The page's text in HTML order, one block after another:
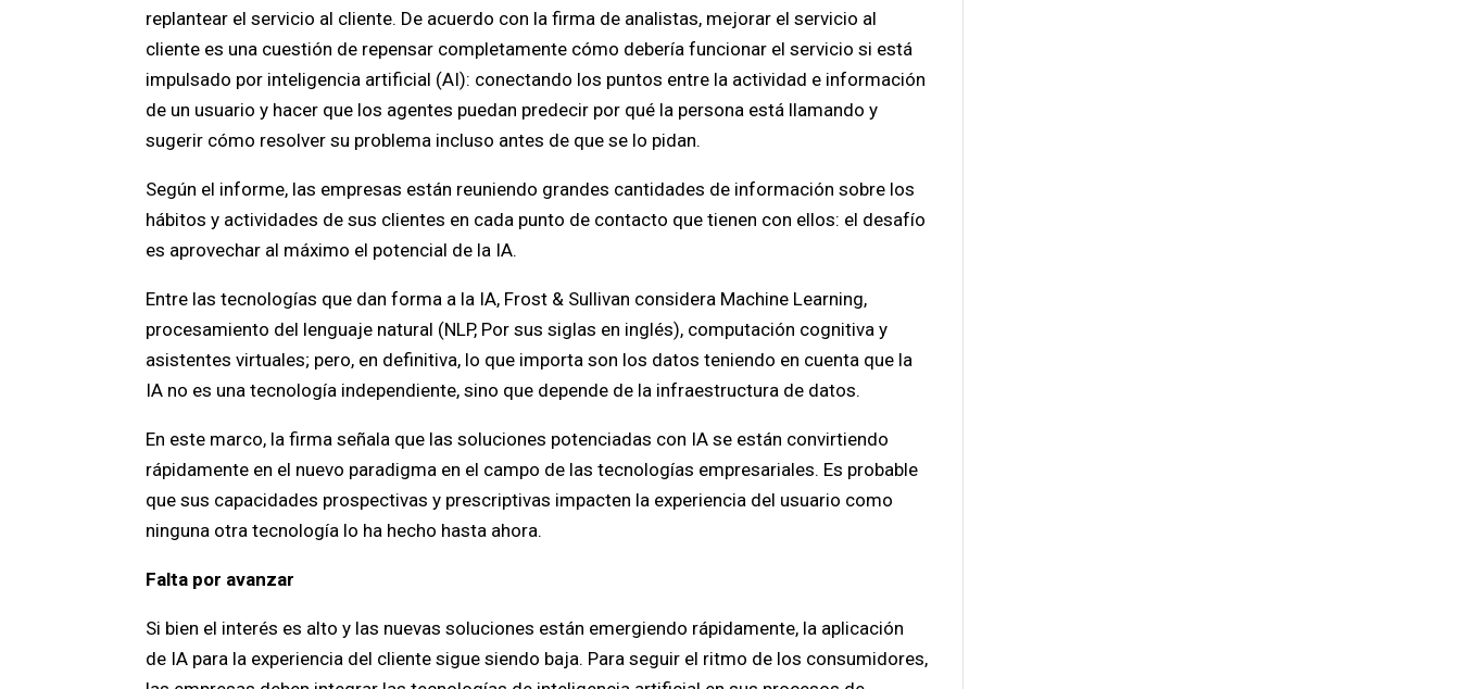
replantear el servicio al cliente. De acuerdo con la firma de analistas, mejorar el servicio al
cliente es una cuestión de repensar completamente cómo debería funcionar el servicio si está
impulsado por inteligencia artificial (AI): conectando los puntos entre la actividad e información
de un usuario y hacer que los agentes puedan predecir por qué la persona está llamando y
sugerir cómo resolver su problema incluso antes de que se lo pidan.
Según el informe, las empresas están reuniendo grandes cantidades de información sobre los
hábitos y actividades de sus clientes en cada punto de contacto que tienen con ellos: el desafío
es aprovechar al máximo el potencial de la IA.
Entre las tecnologías que dan forma a la IA, Frost & Sullivan considera Machine Learning,
procesamiento del lenguaje natural (NLP, Por sus siglas en inglés), computación cognitiva y
asistentes virtuales; pero, en definitiva, lo que importa son los datos teniendo en cuenta que la
IA no es una tecnología independiente, sino que depende de la infraestructura de datos.
En este marco, la firma señala que las soluciones potenciadas con IA se están convirtiendo
rápidamente en el nuevo paradigma en el campo de las tecnologías empresariales. Es probable
que sus capacidades prospectivas y prescriptivas impacten la experiencia del usuario como
ninguna otra tecnología lo ha hecho hasta ahora.
Falta por avanzar
Si bien el interés es alto y las nuevas soluciones están emergiendo rápidamente, la aplicación
de IA para la experiencia del cliente sigue siendo baja. Para seguir el ritmo de los consumidores,